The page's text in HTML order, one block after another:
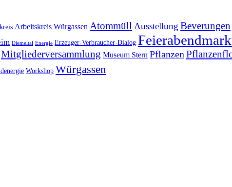
Arbeitskreis Würgassen Atommüll Ausstellung Beverungen
Diemeltal Energie Erzeuger-Verbraucher-Dialog
Mitgliederversammlung Museum Stern Pflanzen
Workshop Würgassen